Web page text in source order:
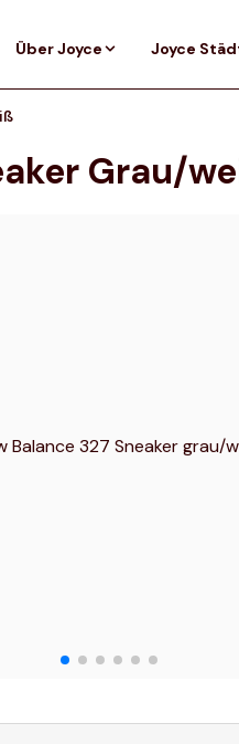
Über Joyce Joyce
Grau/